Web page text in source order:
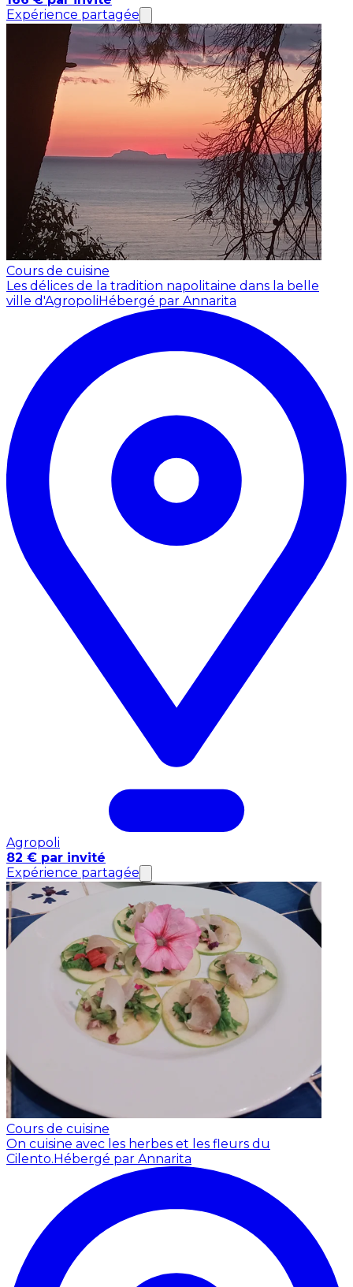
Expérience partagée
Cours de cuisine
Les délices de la tradition napolitaine dans la belle
ville d'AgropoliHébergé par Annarita
Agropoli
82 € par invité
Expérience partagée
Cours de cuisine
On cuisine avec les herbes et les fleurs du
Cilento.Hébergé par Annarita